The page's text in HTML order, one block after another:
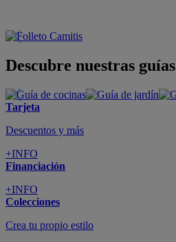
Descubre nuestras guías
Tarjeta
Descuentos y más
+INFO
Financiación
+INFO
Colecciones
Crea tu propio estilo